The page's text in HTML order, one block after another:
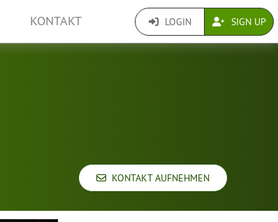
KONTAKT LOGIN SIGN UP
KONTAKT AUFNEHMEN